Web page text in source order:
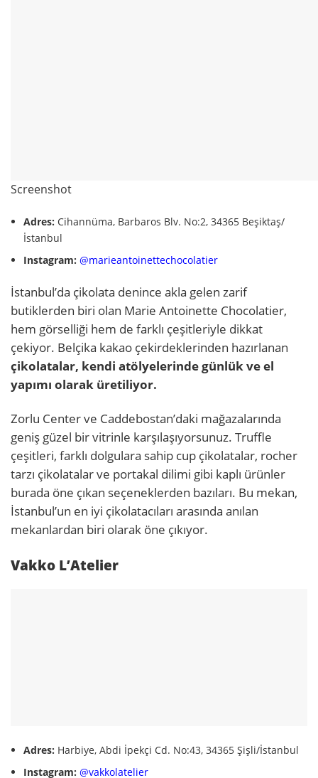
Screenshot
Adres: Cihannüma, Barbaros Blv. No:2, 34365 Beşiktaş/
İstanbul
Instagram:@marieantoinettechocolatier
İstanbul’da çikolata denince akla gelen zarif
butiklerden biri olan Marie Antoinette Chocolatier,
hem görselliği hem de farklı çeşitleriyle dikkat
çekiyor. Belçika kakao çekirdeklerinden hazırlanan
çikolatalar, kendi atölyelerinde günlük ve el
yapımı olarak üretiliyor.
Zorlu Center ve Caddebostan’daki mağazalarında
geniş güzel bir vitrinle karşılaşıyorsunuz. Truffle
çeşitleri, farklı dolgulara sahip cup çikolatalar, rocher
tarzı çikolatalar ve portakal dilimi gibi kaplı ürünler
burada öne çıkan seçeneklerden bazıları. Bu mekan,
İstanbul’un en iyi çikolatacıları arasında anılan
mekanlardan biri olarak öne çıkıyor.
Vakko L’Atelier
Adres: Harbiye, Abdi İpekçi Cd. No:43, 34365 Şişli/İstanbul
Instagram: @vakkolatelier